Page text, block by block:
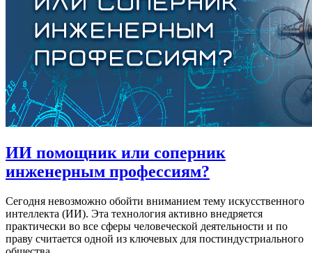
ИИ помощник или соперник
инженерным профессиям?
Сегодня невозможно обойти вниманием тему искусственного
интеллекта (ИИ). Эта технология активно внедряется
практически во все сферы человеческой деятельности и по
праву считается одной из ключевых для постиндустриального